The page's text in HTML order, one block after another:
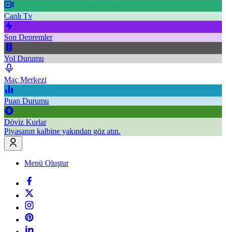
Canlı Tv
Son Depremler
Yol Durumu
Maç Merkezi
Puan Durumu
Döviz Kurlar
Piyasanın kalbine yakından göz atın.
Menü Oluştur